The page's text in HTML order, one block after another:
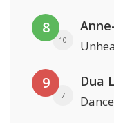
8
10
9
7
Dua